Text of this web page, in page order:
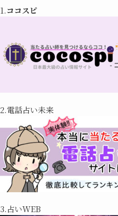
1.ココスピ
2.電話占い未来
3.占いWEB